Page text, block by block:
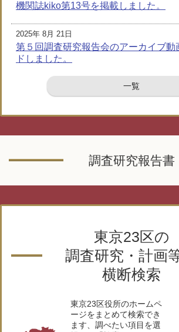
機関誌kiko第13号を掲載しました。
2025年 8月 21日
第５回調査研究報告会のアーカイブ動
ドしました。
一覧
調査研究報告書
東京23区の
調査研究・計画
横断検索
東京23区役所のホームペ
ージをまとめて検索でき
ます、調べたい項目を選